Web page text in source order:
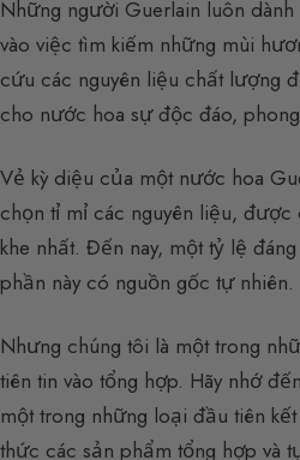
Những người Guerlain luôn
vào việc tìm kiếm những mùi
cứu các nguyên liệu chất lượng
cho nước hoa sự độc đáo,
Vẻ kỳ diệu của một nước hoa
chọn tỉ mỉ các nguyên liệu,
khe nhất. Đến nay, một tỷ lệ
phần này có nguồn gốc tự nhiên.
Nhưng chúng tôi là một trong
tiên tin vào tổng hợp. Hãy nhớ
một trong những loại đầu tiên
thức các sản phẩm tổng hợp và